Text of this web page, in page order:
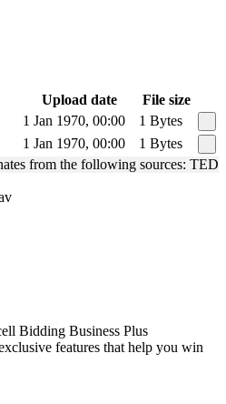
Upload date
File size
1 Jan 1970, 00:00
1 Bytes
1 Jan 1970, 00:00
1 Bytes
from the following sources: TED
Bidding Business Plus
features that help you win